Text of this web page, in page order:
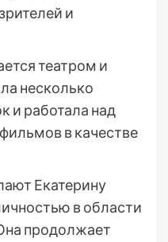
и
театром и
несколько
и работала над
в качестве
Екатерину
в области
продолжает